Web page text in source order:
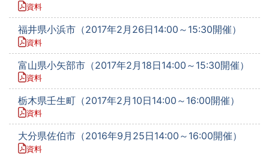
資料
福井県小浜市（2017年2月26日14:00～15:30開催）
資料
富山県小矢部市（2017年2月18日14:00～15:30開催）
資料
栃木県壬生町（2017年2月10日14:00～16:00開催）
資料
大分県佐伯市（2016年9月25日14:00～16:00開催）
資料